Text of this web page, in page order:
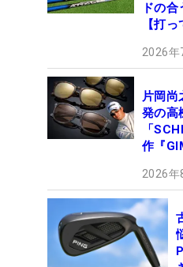
ドの
【打っ
2026年
片岡尚
発の高
「
作『
2026年